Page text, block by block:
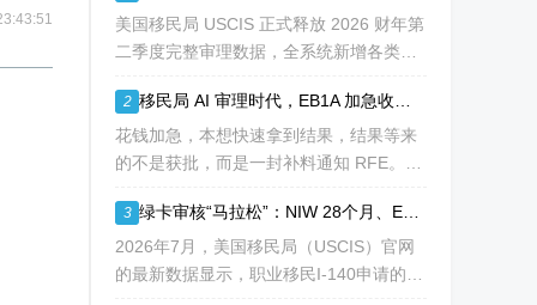
美国移民局 USCIS 正式释放 2026 财年第
二季度完整审理数据，全系统新增各类移
整体待审积压总量已冲破 1200 万大关。
海
2
花钱加急，本想快速拿到结果，结果等来
的不是获批，而是一封补料通知 RFE。如
急案件触发补件的概率明显走高，很多申
请人陷入焦虑：加急收到 RFE
3
2026年7月，美国移民局（USCIS）官网
的最新数据显示，职业移民I-140申请的审